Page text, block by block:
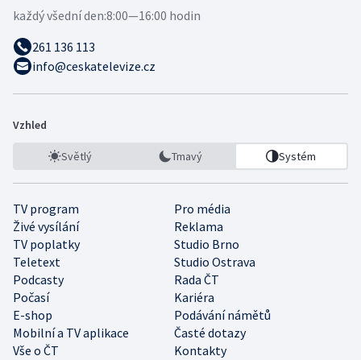
každý všední den:8:00—16:00 hodin
261 136 113
info@ceskatelevize.cz
Vzhled
Světlý Tmavý Systém
TV program
Pro média
Živé vysílání
Reklama
TV poplatky
Studio Brno
Teletext
Studio Ostrava
Podcasty
Rada ČT
Počasí
Kariéra
E-shop
Podávání námětů
Mobilní a TV aplikace
Časté dotazy
Vše o ČT
Kontakty